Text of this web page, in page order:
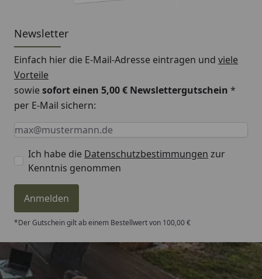
Newsletter
Einfach hier die E-Mail-Adresse eintragen und viele
Vorteile
sowiesofort einen 5,00 € Newslettergutschein *
per E-Mail sichern:
Keine Eingabe erforderlich
Eingabe erforderlich
E-Mail *
Ich habe die Datenschutzbestimmungen zur
Kenntnis genommen
Anmelden
*Der Gutschein gilt ab einem Bestellwert von 100,00 €